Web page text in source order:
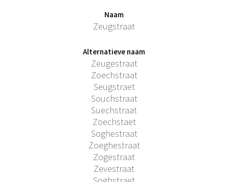
Naam
Zeugstraat
Alternatieve naam
Zeugestraat
Zoechstraat
Seugstraet
Souchstraat
Suechstraat
Zoechstaet
Soghestraat
Zoeghestraat
Zogestraat
Zevestraat